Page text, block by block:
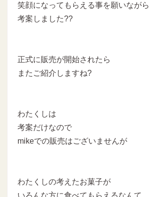
笑顔になってもらえる事を願いながら
考案しました??
正式に販売が開始されたら
またご紹介しますね?
わたくしは
考案だけなので
mikeでの販売はございませんが
わたくしの考えたお菓子が
いろんな方に食べてもらえるなんて